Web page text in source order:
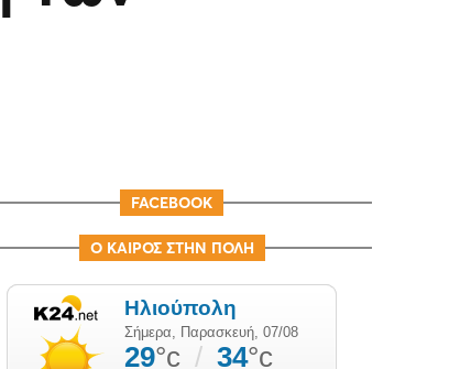
FACEBOOK
Ο ΚΑΙΡΟΣ ΣΤΗΝ ΠΟΛΗ